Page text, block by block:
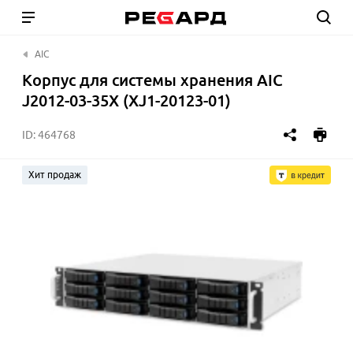
AIC
Корпус для системы хранения AIC
J2012-03-35X (XJ1-20123-01)
ID:464768
Хит продаж